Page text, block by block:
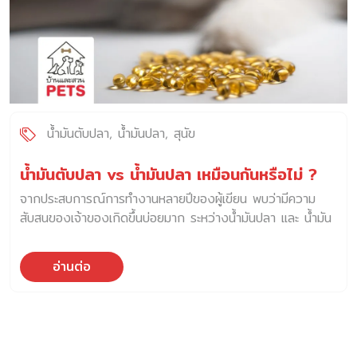
น้ำมันตับปลา น้ำมันปลา สุนัข
น้ำมันตับปลา vs น้ำมันปลา เหมือนกันหรือไม่ ?
จากประสบการณ์การทำงานหลายปีของผู้เขียน พบว่ามีความ
สับสนของเจ้าของเกิดขึ้นบ่อยมาก ระหว่างน้ำมันปลา และ น้ำมัน
ปลามากินเฉยเลย ทั้งนี้อาจเป็นความคุ้นเคยแต่เด็กของเราด้วย
เราอาจจะรู้สึกคุ้นเคยกับน้ำมันตับปลามากกว่า ทั้งที่จริง ๆ แล้ว
อ่านต่อ